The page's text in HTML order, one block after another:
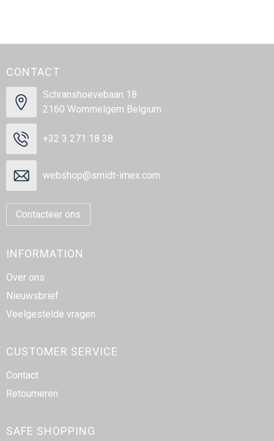
CONTACT
Schranshoevebaan 18
2160 Wommelgem Belgium
+32 3 271 18 38
webshop@smidt-imex.com
Contacteer ons
INFORMATION
Over ons
Nieuwsbrief
Veelgestelde vragen
CUSTOMER SERVICE
Contact
Retourneren
SAFE SHOPPING